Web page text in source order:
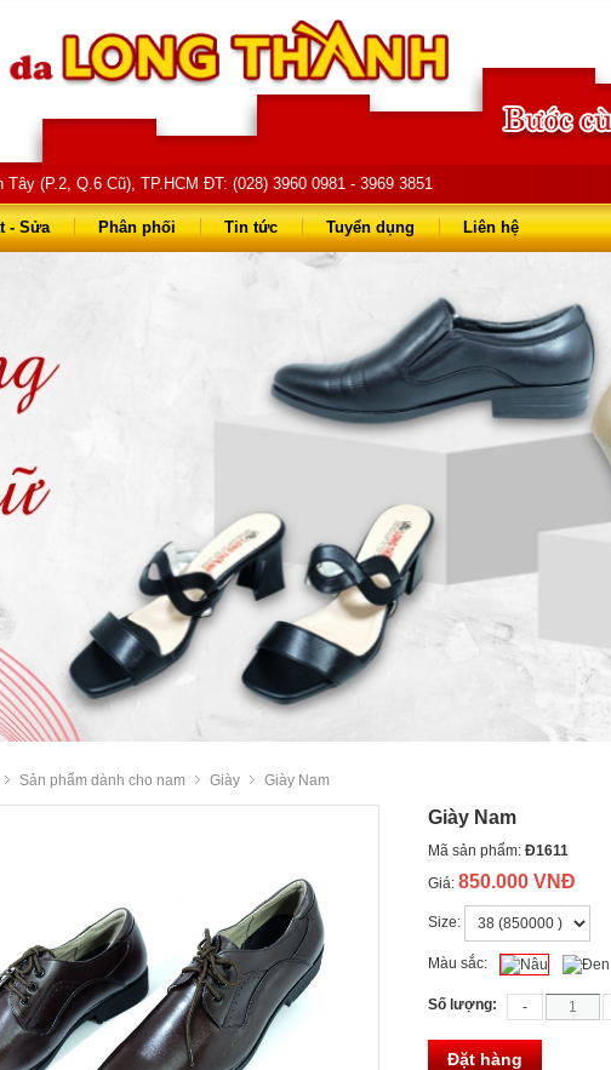
(P.2, Q.6 Cũ), TP.HCM ĐT: (028) 3960 0981 - 3969 3851
- 0903 823 714
- Sửa Phân phối Tin tức Tuyển dụng Liên hệ
Sản phẩm dành cho nam Giày Giày Nam
Giày Nam
Mã sản phẩm: Đ1611
Giá: 850.000 VNĐ
Size:
Màu sắc:
Số lượng:
Đặt hàng